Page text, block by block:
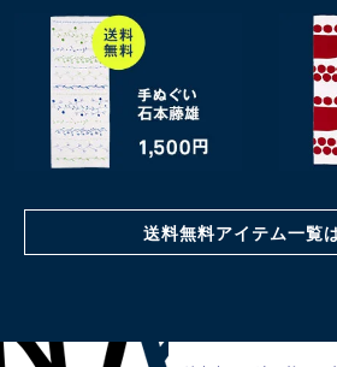
送料無料アイテム一覧